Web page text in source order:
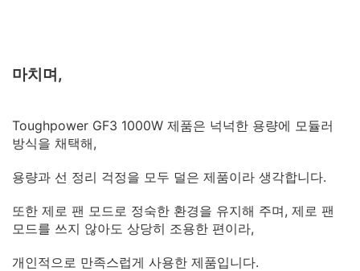
마치며,
Toughpower GF3 1000W 제품은 넉넉한 용량에 모듈러
방식을 채택해,
용량과 선 정리 걱정을 모두 덜은 제품이라 생각합니다.
또한 제로 팬 모드로 정숙한 환경을 유지해 주며, 제로 팬
모드를 쓰지 않아도 상당히 조용한 편이라,
개인적으로 만족스럽게 사용한 제품입니다.